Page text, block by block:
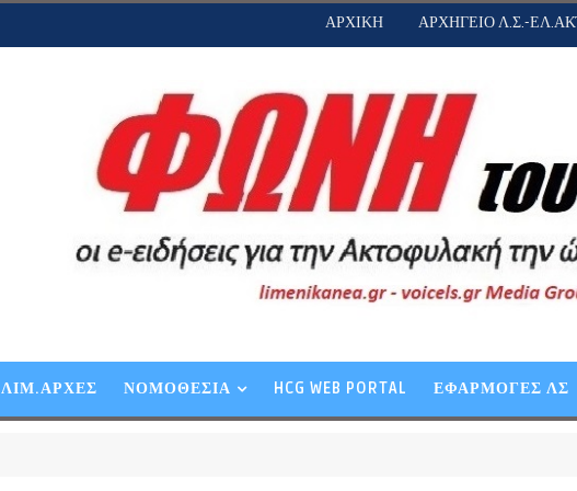
ΑΡΧΙΚΗ ΑΡΧΗΓΕΙΟ Λ.Σ.-
ΛΙΜ.ΑΡΧΕΣ ΝΟΜΟΘΕΣΙΑ HCG WEB PORTAL ΕΦΑΡΜΟΓΕΣ ΛΣ